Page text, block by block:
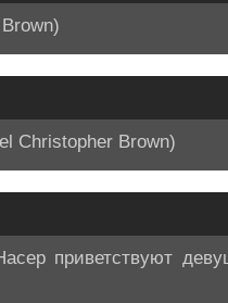
Christopher Brown)
приветствуют